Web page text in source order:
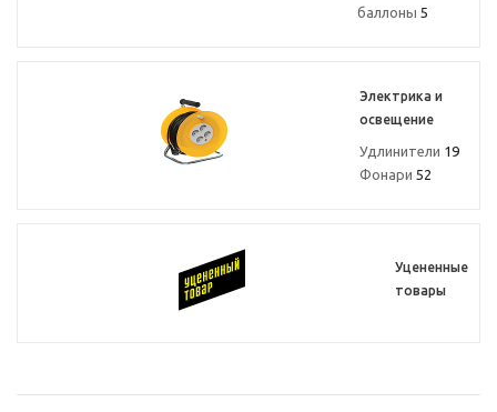
баллоны 5
Электрика и
освещение
Удлинители 19
Фонари 52
Уцененные
товары